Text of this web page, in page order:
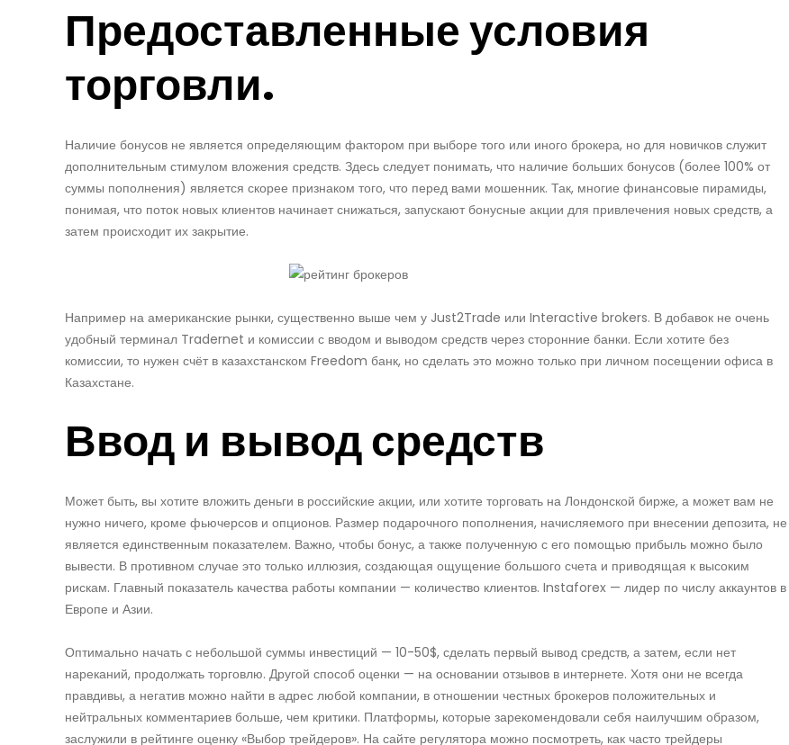
Предоставленные условия
торговли.
Наличие бонусов не является определяющим фактором при выборе того или иного брокера, но для новичков служит
дополнительным стимулом вложения средств. Здесь следует понимать, что наличие больших бонусов (более 100% от
суммы пополнения) является скорее признаком того, что перед вами мошенник. Так, многие финансовые пирамиды,
понимая, что поток новых клиентов начинает снижаться, запускают бонусные акции для привлечения новых средств, а
затем происходит их закрытие.
Например на американские рынки, существенно выше чем у Just2Trade или Interactive brokers. В добавок не очень
удобный терминал Tradernet и комиссии с вводом и выводом средств через сторонние банки. Если хотите без
комиссии, то нужен счёт в казахстанском Freedom банк, но сделать это можно только при личном посещении офиса в
Казахстане.
Ввод и вывод средств
Может быть, вы хотите вложить деньги в российские акции, или хотите торговать на Лондонской бирже, а может вам не
нужно ничего, кроме фьючерсов и опционов. Размер подарочного пополнения, начисляемого при внесении депозита, не
является единственным показателем. Важно, чтобы бонус, а также полученную с его помощью прибыль можно было
вывести. В противном случае это только иллюзия, создающая ощущение большого счета и приводящая к высоким
рискам. Главный показатель качества работы компании — количество клиентов. Instaforex — лидер по числу аккаунтов в
Европе и Азии.
Оптимально начать с небольшой суммы инвестиций — 10-50$, сделать первый вывод средств, а затем, если нет
нареканий, продолжать торговлю. Другой способ оценки — на основании отзывов в интернете. Хотя они не всегда
правдивы, а негатив можно найти в адрес любой компании, в отношении честных брокеров положительных и
нейтральных комментариев больше, чем критики. Платформы, которые зарекомендовали себя наилучшим образом,
заслужили в рейтинге оценку «Выбор трейдеров». На сайте регулятора можно посмотреть, как часто трейдеры